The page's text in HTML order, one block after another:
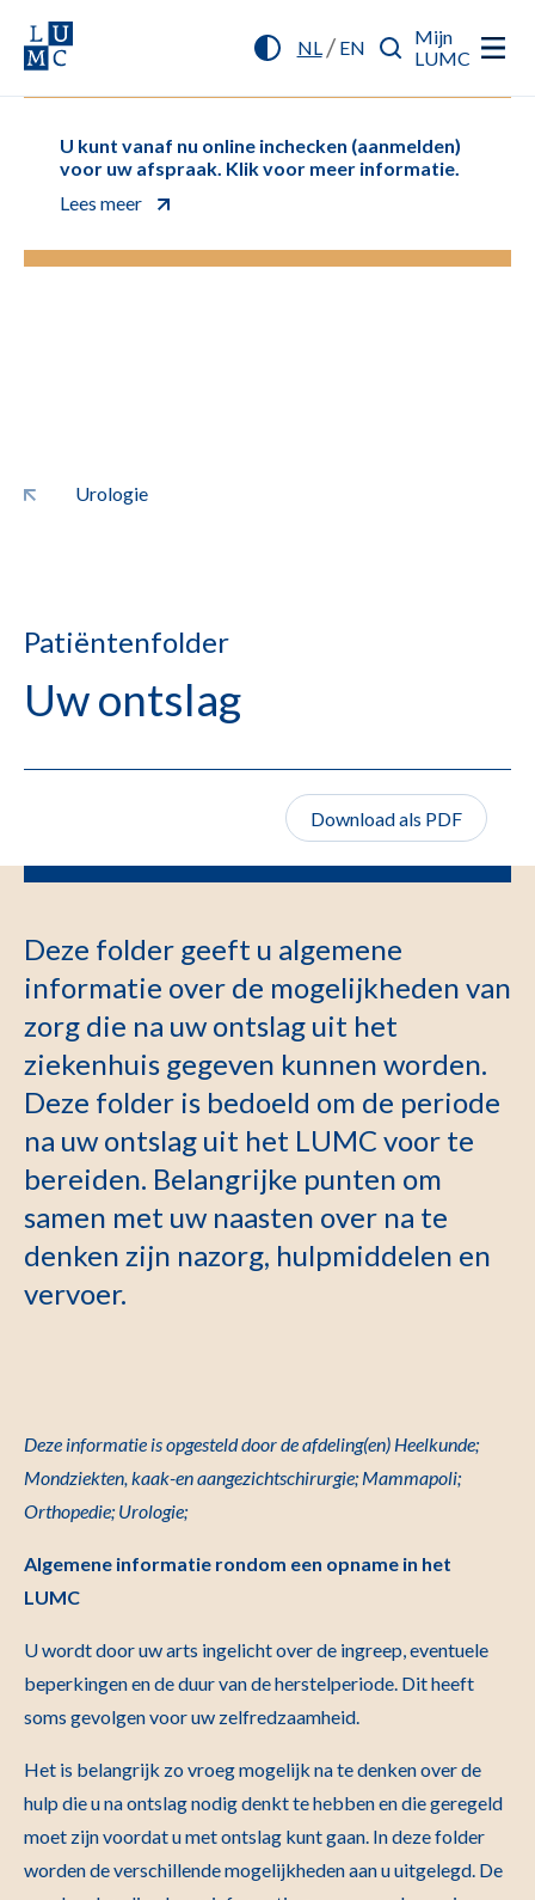
NL/ EN
Mijn
LUMC
U kunt vanaf nu online inchecken (aanmelden)
voor uw afspraak. Klik voor meer informatie.
Lees meer
Urologie
Patiëntenfolder
Uw ontslag
Download als PDF
Deze folder geeft u algemene
informatie over de mogelijkheden van
zorg die na uw ontslag uit het
ziekenhuis gegeven kunnen worden.
Deze folder is bedoeld om de periode
na uw ontslag uit het LUMC voor te
bereiden. Belangrijke punten om
samen met uw naasten over na te
denken zijn nazorg, hulpmiddelen en
vervoer.
Deze informatie is opgesteld doorde afdeling(en) Heelkunde;
Mondziekten, kaak-en aangezichtschirurgie; Mammapoli;
Orthopedie; Urologie;
Algemene informatie rondom een opname in het
LUMC
U wordt door uw arts ingelicht over de ingreep, eventuele
beperkingen en de duur van de herstelperiode. Dit heeft
soms gevolgen voor uw zelfredzaamheid.
Het is belangrijk zo vroeg mogelijk na te denken over de
hulp die u na ontslag nodig denkt te hebben en die geregeld
moet zijn voordat u met ontslag kunt gaan. In deze folder
worden de verschillende mogelijkheden aan u uitgelegd. De